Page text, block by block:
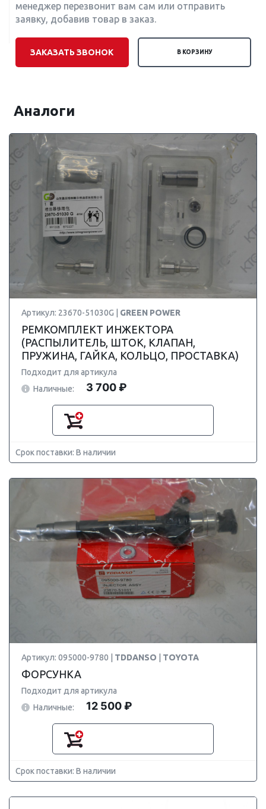
менеджер перезвонит вам сам или отправить
заявку, добавив товар в заказ.
ЗАКАЗАТЬ ЗВОНОК В КОРЗИНУ
Аналоги
Артикул: 23670-51030G | GREEN POWER
РЕМКОМПЛЕКТ ИНЖЕКТОРА
(РАСПЫЛИТЕЛЬ, ШТОК, КЛАПАН,
ПРУЖИНА, ГАЙКА, КОЛЬЦО, ПРОСТАВКА)
Подходит для артикула
Наличные:
3 700 ₽
Срок поставки: В наличии
Артикул: 095000-9780 | TDDANSO TOYOTA
ФОРСУНКА
Подходит для артикула
Наличные:
12 500 ₽
Срок поставки: В наличии